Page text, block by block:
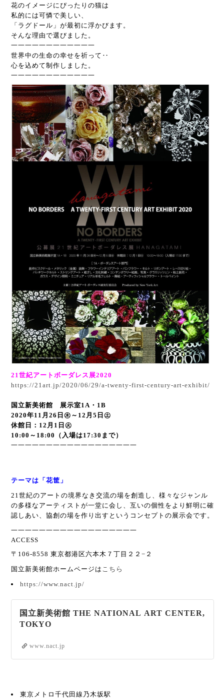
花のイメージにぴったりの猫は
私的には可憐で美しい、
「ラグドール」が最初に浮かびます。
そんな理由で選びました。
一一一一一一一一一一一一
世界中の生命の幸せを祈って‥
心を込めて制作しました。
一一一一一一一一一一一一
21世紀アートボーダレス展2020
https://21art.jp/2020/06/29/a-twenty-first-century-art-exhibit/
国立新美術館 展示室1A・1B
2020年11月26日㊍～12月5日㊏
休館日：12月1日㊋
10:00～18:00（入場は17:30まで）
一一一一一一一一一一一一一一一一一一
テーマは「花筐」
21世紀のアートの境界なき交流の場を創造し、様々なジャンル
の多様なアーティストが一堂に会し、互いの個性をより鮮明に確
認しあい、協創の場を作り出すというコンセプトの展示会です。
一一一一一一一一一一一一一一一一一一
ACCESS
〒106-8558 東京都港区六本木７丁目２２−２
国立新美術館ホームページは こちら
https://www.nact.jp/
国立新美術館 THE NATIONAL ART CENTER,
TOKYO
www.nact.jp
東京メトロ千代田線乃木坂駅